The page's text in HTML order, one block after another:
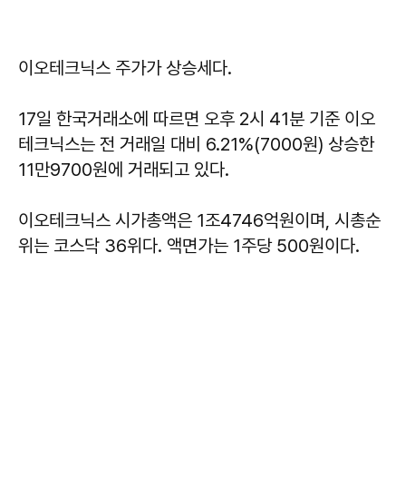
이오테크닉스 주가가 상승세다.
17일 한국거래소에 따르면 오후 2시 41분 기준 이오
테크닉스는 전 거래일 대비 6.21%(7000원) 상승한
11만9700원에 거래되고 있다.
이오테크닉스 시가총액은 1조4746억원이며, 시총순
위는 코스닥 36위다. 액면가는 1주당 500원이다.